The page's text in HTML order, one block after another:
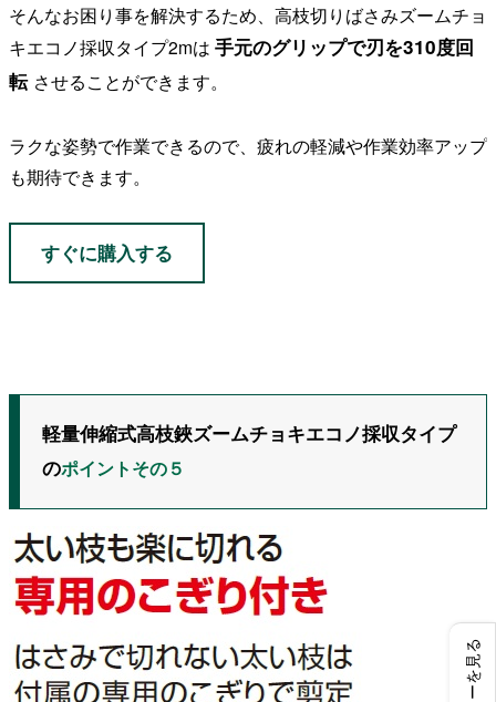
そんなお困り事を解決するため、高枝切りばさみズームチョ
キエコノ採収タイプ2mは 手元のグリップで刃を310度回
転 させることができます。
ラクな姿勢で作業できるので、疲れの軽減や作業効率アップ
も期待できます。
すぐに購入する
軽量伸縮式高枝鋏ズームチョキエコノ採収タイプ
のポイントその５